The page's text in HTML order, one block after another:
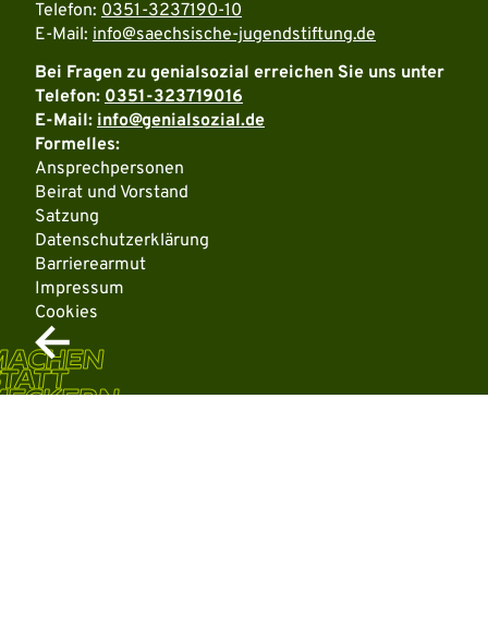
Telefon: 0351-3237190-10
E-Mail: info@saechsische-jugendstiftung.de
Bei Fragen zu genialsozial erreichen Sie uns unter
Telefon: 0351-323719016
E-Mail: info@genialsozial.de
Formelles:
Ansprechpersonen
Beirat und Vorstand
Satzung
Datenschutzerklärung
Barrierearmut
Impressum
Cookies